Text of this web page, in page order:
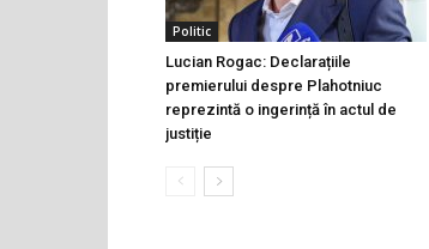
Politic
Lucian Rogac: Declarațiile
premierului despre Plahotniuc
reprezintă o ingerință în actul de
justiție